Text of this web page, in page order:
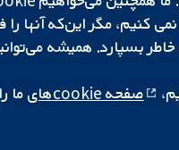
صفحه cookie‌های ما